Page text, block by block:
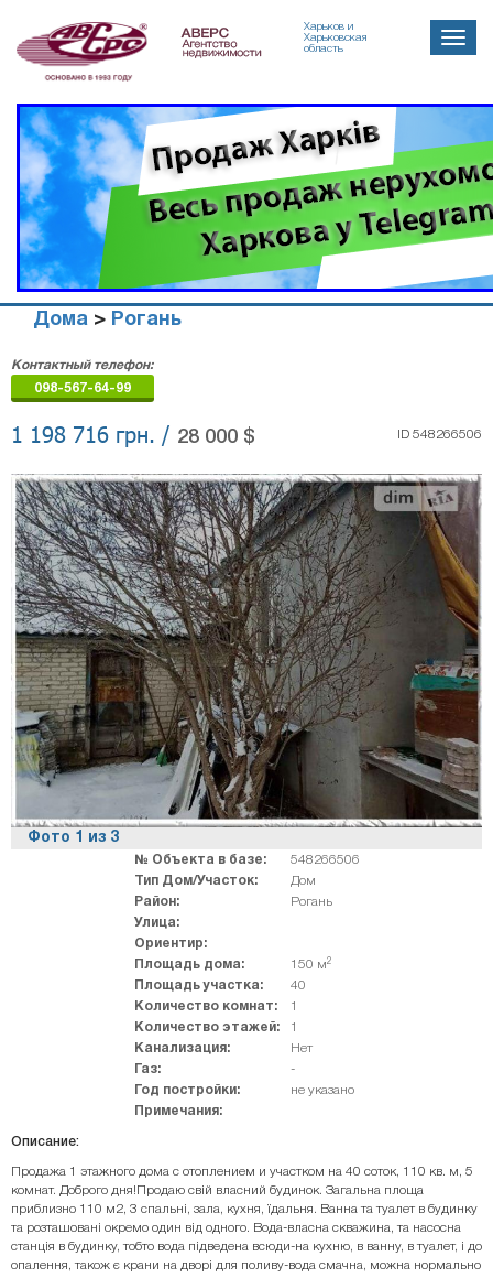
Харьков и
Харьковская
область
Toggle
Дома > Рогань
недвижимости
"Аверс"
Контактный телефон:
098-567-64-99
1 198 716 грн. / 28 000 $ ID 548266506
Фото 1 из 3
№ Объекта в базе:
548266506
Тип Дом/Участок:
Дом
Район:
Рогань
Улица:
Ориентир:
Площадь дома:
150 м2
Площадь участка:
40
Количество комнат:
1
Количество этажей:
1
Канализация:
Нет
Газ:
-
Год постройки:
не указано
Примечания:
Описание:
Продажа 1 этажного дома с отоплением и участком на 40 соток, 110 кв. м, 5
комнат. Доброго дня!Продаю свій власний будинок. Загальна площа
приблизно 110 м2, 3 спальні, зала, кухня, їдальня. Ванна та туалет в будинку
та розташовані окремо один від одного. Вода-власна скважина, та насосна
станція в будинку, тобто вода підведена всюди-на кухню, в ванну, в туалет, і до
опалення, також є крани на дворі для поливу-вода смачна, можна нормально